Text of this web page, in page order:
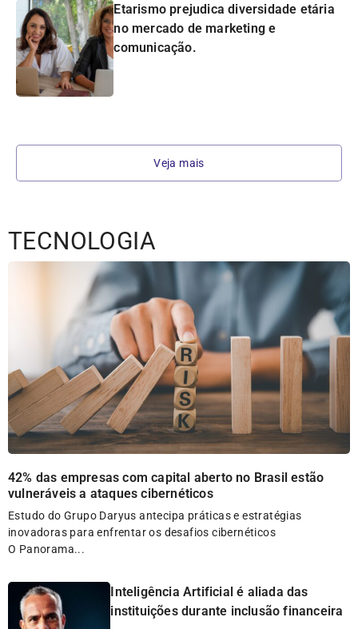
Etarismo prejudica diversidade etária
no mercado de marketing e
comunicação.
Veja mais
TECNOLOGIA
42% das empresas com capital aberto no Brasil estão
vulneráveis a ataques cibernéticos
Estudo do Grupo Daryus antecipa práticas e estratégias
inovadoras para enfrentar os desafios cibernéticos
O Panorama...
Inteligência Artificial é aliada das
instituições durante inclusão financeira